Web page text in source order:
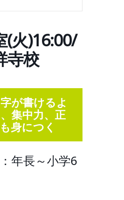
(火)16:00/
寺校
が書けるよ
集中力、正
身につく
年長～小学6